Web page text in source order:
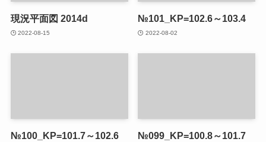
現況平面図 2014d
2022-08-15
№101_KP=102.6～103.4
2022-08-02
№100_KP=101.7～102.6 №099_KP=100.8～101.7